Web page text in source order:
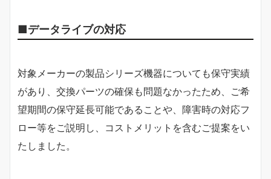
■データライブの対応
対象メーカーの製品シリーズ機器についても保守実績
があり、交換パーツの確保も問題なかったため、ご希
望期間の保守延長可能であることや、障害時の対応フ
ロー等をご説明し、コストメリットを含むご提案をい
たしました。